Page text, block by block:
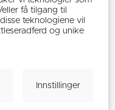
hos plastisk
få tilgang til
teknologiene vil
og unike
Innstillinger